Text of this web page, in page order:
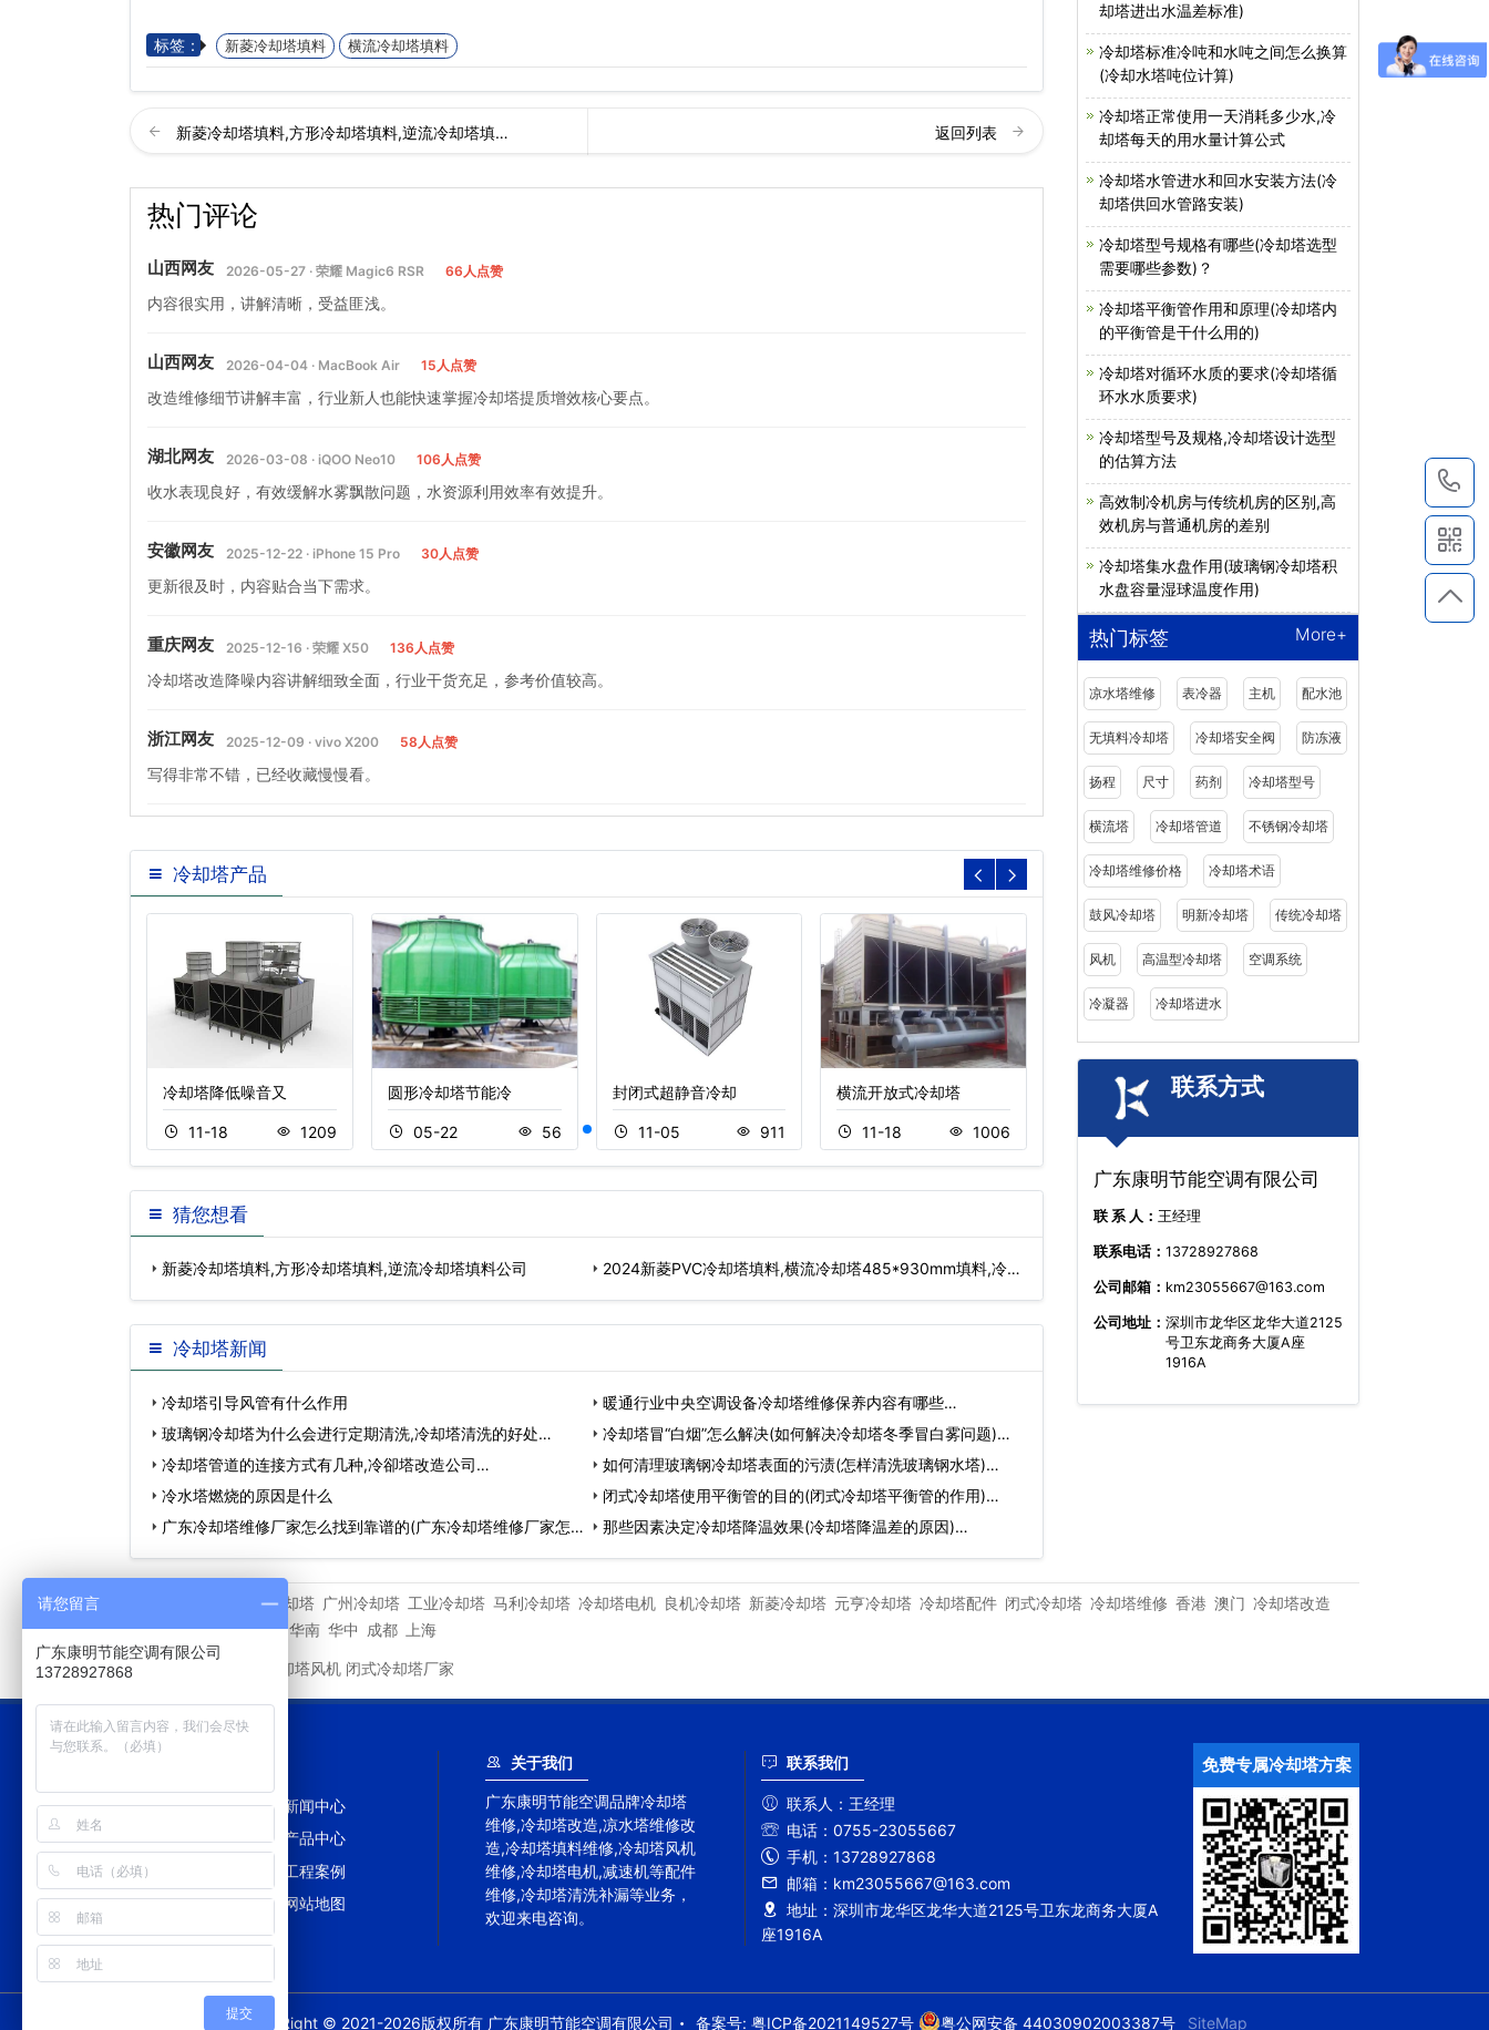
标签： 新菱冷却塔填料 横流冷却塔填料
新菱冷却塔填料,方形冷却塔填料,逆流冷却塔填… 返回列表
热门评论
山西网友 2026-05-27 · 荣耀 Magic6 RSR 66人点赞
内容很实用，讲解清晰，受益匪浅。
山西网友 2026-04-04 · MacBook Air 15人点赞
改造维修细节讲解丰富，行业新人也能快速掌握冷却塔提质增效核心要点。
湖北网友 2026-03-08 · iQOO Neo10 106人点赞
收水表现良好，有效缓解水雾飘散问题，水资源利用效率有效提升。
安徽网友 2025-12-22 · iPhone 15 Pro 30人点赞
更新很及时，内容贴合当下需求。
重庆网友 2025-12-16 · 荣耀 X50 136人点赞
冷却塔改造降噪内容讲解细致全面，行业干货充足，参考价值较高。
浙江网友 2025-12-09 · vivo X200 58人点赞
写得非常不错，已经收藏慢慢看。
冷却塔产品
冷却塔降低噪音又
11-18 1209
圆形冷却塔节能冷
05-22 56
封闭式超静音冷却
11-05 911
横流开放式冷却塔
11-18 1006
闭式逆流冷却塔厂
猜您想看
新菱冷却塔填料,方形冷却塔填料,逆流冷却塔填料公司
2024新菱PVC冷却塔填料,横流冷却塔485*930mm填料,冷水
塔配
冷却塔新闻
冷却塔引导风管有什么作用
暖通行业中央空调设备冷却塔维修保养内容有哪些…
玻璃钢冷却塔为什么会进行定期清洗,冷却塔清洗的好处…
冷却塔冒“白烟”怎么解决(如何解决冷却塔冬季冒白雾问题)…
冷却塔管道的连接方式有几种,冷卻塔改造公司…
如何清理玻璃钢冷却塔表面的污渍(怎样清洗玻璃钢水塔)…
冷水塔燃烧的原因是什么
闭式冷却塔使用平衡管的目的(闭式冷却塔平衡管的作用)…
广东冷却塔维修厂家怎么找到靠谱的(广东冷却塔维修厂家怎
么…
那些因素决定冷却塔降温效果(冷却塔降温差的原因)…
却塔进出水温差标准)
冷却塔标准冷吨和水吨之间怎么换算
(冷却水塔吨位计算)
冷却塔正常使用一天消耗多少水,冷
却塔每天的用水量计算公式
冷却塔水管进水和回水安装方法(冷
却塔供回水管路安装)
冷却塔型号规格有哪些(冷却塔选型
需要哪些参数)？
冷却塔平衡管作用和原理(冷却塔内
的平衡管是干什么用的)
冷却塔对循环水质的要求(冷却塔循
环水水质要求)
冷却塔型号及规格,冷却塔设计选型
的估算方法
高效制冷机房与传统机房的区别,高
效机房与普通机房的差别
冷却塔集水盘作用(玻璃钢冷却塔积
水盘容量湿球温度作用)
热门标签 More+
凉水塔维修 表冷器 主机 配水池
无填料冷却塔 冷却塔安全阀 防冻液
扬程 尺寸 药剂 冷却塔型号
横流塔 冷却塔管道 不锈钢冷却塔
冷却塔维修价格 冷却塔术语
鼓风冷却塔 明新冷却塔 传统冷却塔
风机 高温型冷却塔 空调系统
冷凝器 冷却塔进水
联系方式
广东康明节能空调有限公司
联 系 人： 王经理
联系电话： 13728927868
公司邮箱： km23055667@163.com
公司地址： 深圳市龙华区龙华大道2125
号卫东龙商务大厦A座
1916A
深圳冷却塔 广州冷却塔 工业冷却塔 马利冷却塔 冷却塔电机 良机冷却塔 新菱冷却塔 元亨冷却塔 冷却塔配件 闭式冷却塔 冷却塔维修 香港 澳门 冷却塔改造
重庆 深圳 华东 华北 华南 华中 成都 上海
新菱冷却塔风机 闭式冷却塔厂家
网站首页
新闻中心
冷却塔百科
产品中心
冷却塔配件
工程案例
冷却塔TAG
网站地图
关于我们
广东康明节能空调品牌冷却塔
维修,冷却塔改造,凉水塔维修改
造,冷却塔填料维修,冷却塔风机
维修,冷却塔电机,减速机等配件
维修,冷却塔清洗补漏等业务，
欢迎来电咨询。
联系我们
联系人： 王经理
电话： 0755-23055667
手机： 13728927868
邮箱： km23055667@163.com
地址： 深圳市龙华区龙华大道2125号卫东龙商务大厦A
座1916A
免费专属冷却塔方案
CopyRight © 2021-2026版权所有 广东康明节能空调有限公司 备案号: 粤ICP备2021149527号 粤公网安备 44030902003387号 SiteMap
请您留言
广东康明节能空调有限公司
13728927868
提交